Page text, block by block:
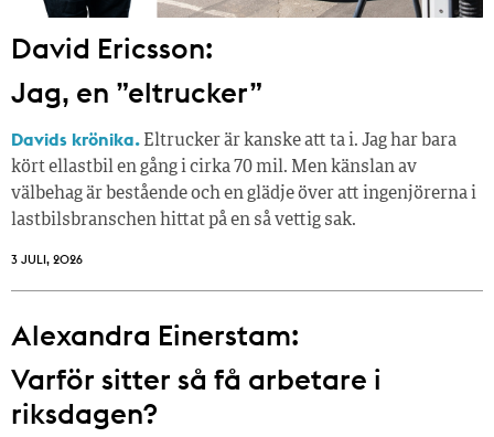
David Ericsson:
Jag, en ”eltrucker”
Davids krönika. Eltrucker är kanske att ta i. Jag har bara
kört ellastbil en gång i cirka 70 mil. Men känslan av
välbehag är bestående och en glädje över att ingenjörerna i
lastbilsbranschen hittat på en så vettig sak.
3 JULI, 2026
Alexandra Einerstam:
Varför sitter så få ­arbetare i
riksdagen?